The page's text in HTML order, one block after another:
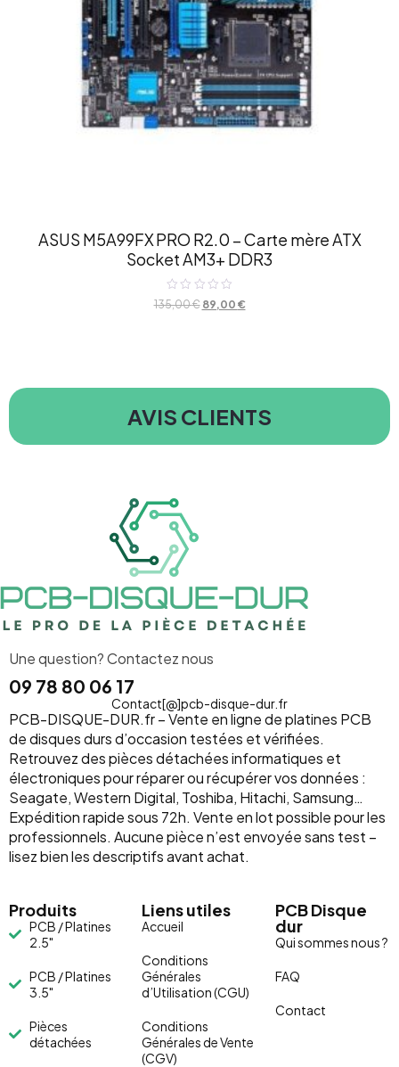
ASUS M5A99FX PRO R2.0 – Carte mère ATX
Socket AM3+ DDR3
Note
0
135,00€ 89,00 €
AVIS CLIENTS
Une question? Contactez nous
09 78 80 06 17
Contact[@]pcb-disque-dur.fr
PCB-DISQUE-DUR.fr – Vente en ligne de platines PCB
de disques durs d’occasion testées et vérifiées.
Retrouvez des pièces détachées informatiques et
électroniques pour réparer ou récupérer vos données :
Seagate, Western Digital, Toshiba, Hitachi, Samsung…
Expédition rapide sous 72h. Vente en lot possible pour les
professionnels. Aucune pièce n’est envoyée sans test –
lisez bien les descriptifs avant achat.
Produits
PCB / Platines
2.5"
PCB / Platines
3.5"
Pièces
détachées
Liens utiles
Accueil
Conditions
Générales
d’Utilisation (CGU)
Conditions
Générales de Vente
(CGV)
PCB Disque
dur
Qui sommes nous ?
FAQ
Contact